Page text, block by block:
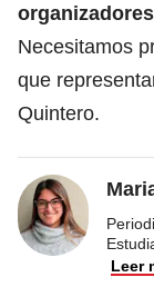
Necesitamos
que
Quintero.
Leer